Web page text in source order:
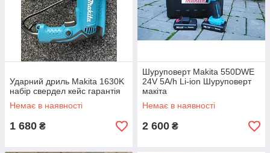
Ударний дриль Makita 1630K
набір свердел кейс гарантія
Немає в наявності
1 680 ₴
Шуруповерт Makita 550DWE
24V 5A/h Li-ion Шуруповерт
макіта
Немає в наявності
2 600 ₴